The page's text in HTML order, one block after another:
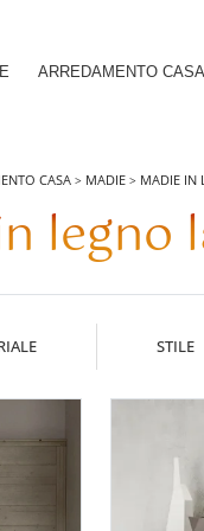
ARREDAMENTO CASA
CASA > MADIE > MADIE IN
legno
STILE